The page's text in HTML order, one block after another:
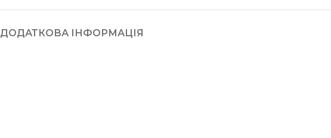
ДОДАТКОВА ІНФОРМАЦІЯ